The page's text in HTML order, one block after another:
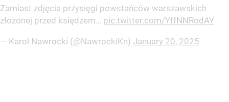
Zamiast zdjęcia przysięgi powstańców warszawskich
złożonej przed księdzem… pic.twitter.com/YffNNRodAY
— Karol Nawrocki (@NawrockiKn) January 20, 2025